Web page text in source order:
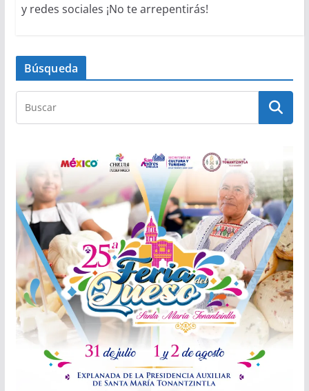
y redes sociales ¡No te arrepentirás!
Búsqueda